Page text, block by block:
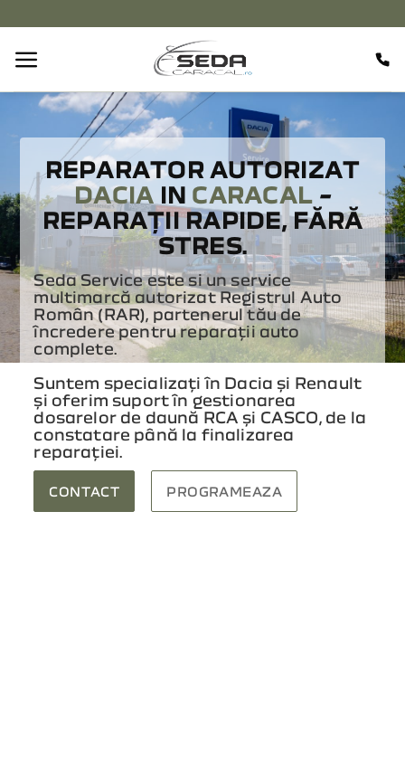
content
REPARATOR AUTORIZAT
DACIA IN CARACAL –
REPARAȚII RAPIDE, FĂRĂ
STRES.
Seda Service este si un service
multimar­că autorizat Registrul Auto
Român (RAR), partenerul tău de
încredere pentru reparații auto
complete.
Suntem specializați în Dacia și Renault
și oferim suport în gestionarea
dosarelor de daună RCA și CASCO, de la
constatare până la finalizarea
reparației.
CONTACT PROGRAMEAZA